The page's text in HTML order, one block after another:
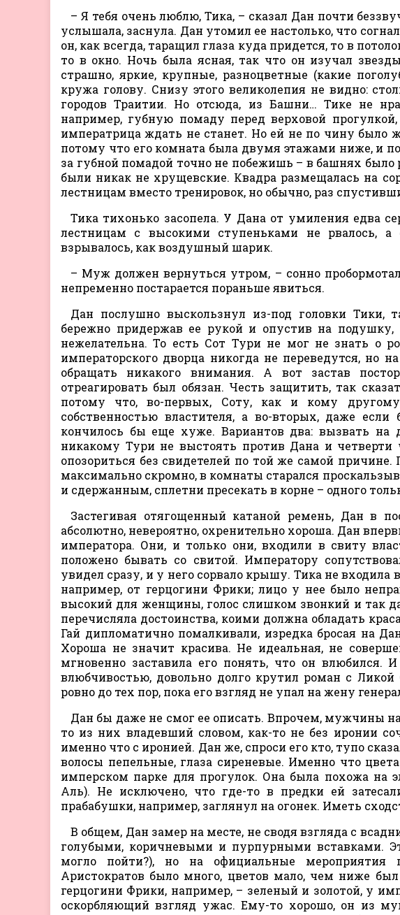
– Я тебя очень люблю, Тика, – сказал Дан почти
услышала, заснула. Дан утомил ее настолько, что
он, как всегда, таращил глаза куда придется, то в
то в окно. Ночь была ясная, так что он изучал
страшно, яркие, крупные, разноцветные (какие
кружа голову. Снизу этого великолепия не видно:
городов Траитии. Но отсюда, из Башни… Тике не
например, губную помаду перед верховой
императрица ждать не станет. Но ей не по чину было
потому что его комната была двумя этажами ниже, и
за губной помадой точно не побежишь – в башнях было
были никак не хрущевские. Квадра размещалась на
лестницам вместо тренировок, но обычно, раз
Тика тихонько засопела. У Дана от умиления едва
лестницам с высокими ступеньками не рвалось,
взрывалось, как воздушный шарик.
– Муж должен вернуться утром, – сонно
непременно постарается пораньше явиться.
Дан послушно выскользнул из-под головки Тики,
бережно придержав ее рукой и опустив на
нежелательна. То есть Сот Тури не мог не знать о
императорского дворца никогда не переведутся, но
обращать никакого внимания. А вот застав
отреагировать был обязан. Честь защитить, так
потому что, во-первых, Соту, как и кому
собственностью властителя, а во-вторых, даже
кончилось бы еще хуже. Вариантов два: вызвать на
никакому Тури не выстоять против Дана и четверти
опозориться без свидетелей по той же самой причине.
максимально скромно, в комнаты старался
и сдержанным, сплетни пресекать в корне – одного
Застегивая отягощенный катаной ремень, Дан в
абсолютно, невероятно, охренительно хороша. Дан
императора. Они, и только они, входили в свиту
положено бывать со свитой. Императору
увидел сразу, и у него сорвало крышу. Тика не
например, от герцогини Фрики; лицо у нее было
высокий для женщины, голос слишком звонкий и так
перечисляла достоинства, коими должна обладать
Гай дипломатично помалкивали, изредка бросая на
Хороша не значит красива. Не идеальная, не
мгновенно заставила его понять, что он влюбился.
влюбчивостью, довольно долго крутил роман с
ровно до тех пор, пока его взгляд не упал на жену
Дан бы даже не смог ее описать. Впрочем, мужчины
то из них владевший словом, как-то не без иронии
именно что с иронией. Дан же, спроси его кто, тупо
волосы пепельные, глаза сиреневые. Именно что
имперском парке для прогулок. Она была похожа на
Аль). Не исключено, что где-то в предки ей
прабабушки, например, заглянул на огонек. Иметь
В общем, Дан замер на месте, не сводя взгляда с
голубыми, коричневыми и пурпурными вставками.
могло пойти?), но на официальные мероприятия
Аристократов было много, цветов мало, чем ниже
герцогини Фрики, например, – зеленый и золотой, у
оскорбляющий взгляд ужас. Ему-то хорошо, он из